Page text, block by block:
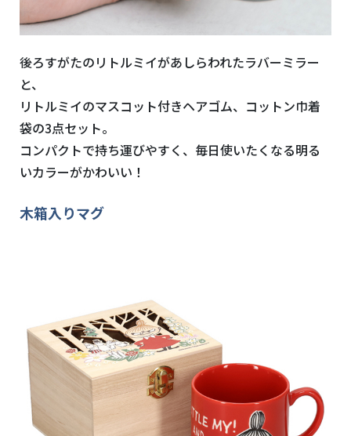
後ろすがたのリトルミイがあしらわれたラバーミラー
と、
リトルミイのマスコット付きヘアゴム、コットン巾着
袋の3点セット。
コンパクトで持ち運びやすく、毎日使いたくなる明る
いカラーがかわいい！
木箱入りマグ